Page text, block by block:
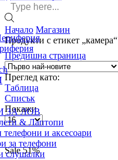
ЗА ЛОВ
& Лаптопи
и аксесоари
за телефони
слушалки
Search
input
Начало Магазин
Продукти с етикет „камера“
Предишна страница
Преглед като:
Таблица
Списък
Покажи
Брой
продукти
на
страница
Sale51%